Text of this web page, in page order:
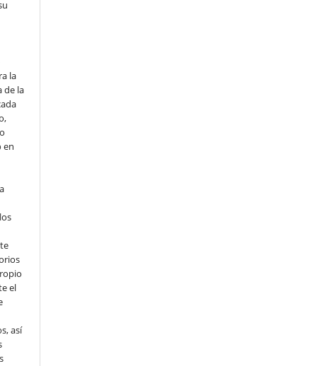
la
de la
en
el
así